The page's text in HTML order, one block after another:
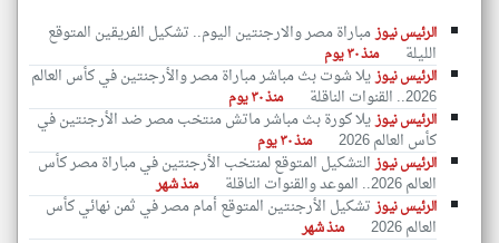
الرئيس نيوزمباراة مصر والارجنتين اليوم.. تشكيل الفريقين المتوقع
الليلة
منذ ٣٠ يوم
الرئيس نيوزيلا شوت بث مباشر مباراة مصر والأرجنتين في كأس العالم
2026.. القنوات الناقلة
منذ ٣٠ يوم
الرئيس نيوزيلا كورة بث مباشر ماتش منتخب مصر ضد الأرجنتين في
كأس العالم 2026
منذ ٣٠ يوم
الرئيس نيوز التشكيل المتوقع لمنتخب الأرجنتين في مباراة مصر كأس
العالم 2026.. الموعد والقنوات الناقلة
منذ شهر
الرئيس نيوز تشكيل الأرجنتين المتوقع أمام مصر في ثمن نهائي كأس
العالم 2026 منذ شهر